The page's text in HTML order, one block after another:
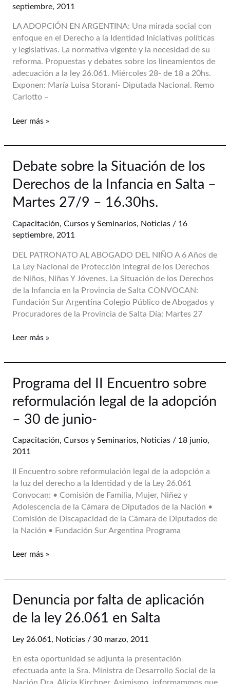
septiembre, 2011
LA ADOPCIÓN EN ARGENTINA: Una mirada social con
enfoque en el Derecho a la Identidad Iniciativas políticas
y legislativas. La normativa vigente y la necesidad de su
reforma. Propuestas y debates sobre los lineamientos de
adecuación a la ley 26.061. Miércoles 28- de 18 a 20hs.
Exponen: María Luisa Storani- Diputada Nacional. Remo
Carlotto –
Leer más »
Debate sobre la Situación de los
Derechos de la Infancia en Salta –
Martes 27/9 – 16.30hs.
Capacitación, Cursos y Seminarios, Noticias/ 16
septiembre, 2011
DEL PATRONATO AL ABOGADO DEL NIÑO A 6 Años de
La Ley Nacional de Protección Integral de los Derechos
de Niños, Niñas Y Jóvenes. La Situación de los Derechos
de la Infancia en la Provincia de Salta CONVOCAN:
Fundación Sur Argentina Colegio Público de Abogados y
Procuradores de la Provincia de Salta Día: Martes 27
Debate
la
Situación
los
Derechos
la
Infancia
en
Salta
–
Martes
–Leer más »
Programa del II Encuentro sobre
reformulación legal de la adopción
– 30 de junio-
Capacitación, Cursos y Seminarios, Noticias/ 18 junio,
2011
II Encuentro sobre reformulación legal de la adopción a
la luz del derecho a la Identidad y de la Ley 26.061
Convocan: • Comisión de Familia, Mujer, Niñez y
Adolescencia de la Cámara de Diputados de la Nación •
Comisión de Discapacidad de la Cámara de Diputados de
la Nación • Fundación Sur Argentina Programa
Programa
II
Encuentro
reformulación
legal
la
adopción
–
30
de
junio-
Leer más »
Denuncia por falta de aplicación
de la ley 26.061 en Salta
Ley 26.061 , Noticias/ 30 marzo, 2011
En esta oportunidad se adjunta la presentación
efectuada ante la Sra. Ministra de Desarrollo Social de la
Denuncia
falta
aplicación
de
la
ley